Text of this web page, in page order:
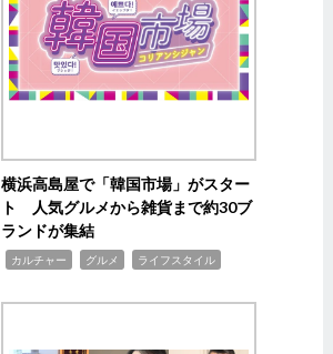
横浜高島屋で「韓国市場」がスター
ト 人気グルメから雑貨まで約30ブ
ランドが集結
カルチャー グルメ ライフスタイル